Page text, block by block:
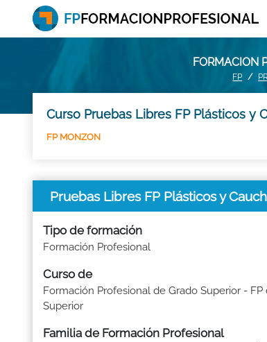
FORMACION
FP
Curso Pruebas Libres FP Plásticos y
FP MONZON
Pruebas Libres FP Plásticos y
Tipo de formación
Formación Profesional
Curso de
Formación Profesional de Grado Superior - FP
Superior
Familia de Formación Profesional